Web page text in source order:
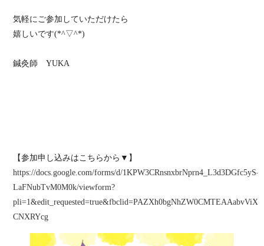
気軽にご参加していただけたら
嬉しいです(*^▽^*)
鍼灸師 YUKA
【参加申し込みはこちらから▼】
https://docs.google.com/forms/d/1KPW3CRnsnxbrNprn4_L3d3DGfc5yS-
LaFNubTvM0M0k/viewform?
CNXRYcg